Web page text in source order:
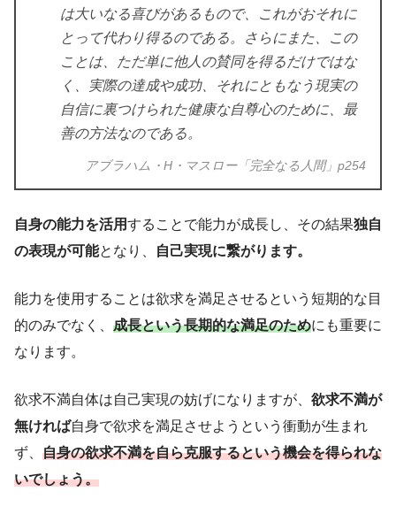
は大いなる喜びがあるもので、これがおそれに
とって代わり得るのである。さらにまた、この
ことは、ただ単に他人の賛同を得るだけではな
く、実際の達成や成功、それにともなう現実の
自信に裏つけられた健康な自尊心のために、最
善の方法なのである。
アブラハム・H・マスロー「完全なる人間」p254
自身の能力を活用することで能力が成長し、その結果独自
の表現が可能となり、 自己実現に繋がります。
能力を使用することは欲求を満足させるという短期的な目
的のみでなく、 成長という長期的な満足のためにも重要に
なります。
欲求不満自体は自己実現の妨げになりますが、 欲求不満が
無ければ自身で欲求を満足させようという衝動が生まれ
ず、 自身の欲求不満を自ら克服するという機会を得られな
いでしょう。